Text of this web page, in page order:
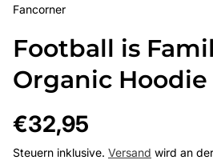
Fancorner
Football is
Organic Hoodie
Regulärer
Preis
€32,95
Steuern inklusive. Versand wird an